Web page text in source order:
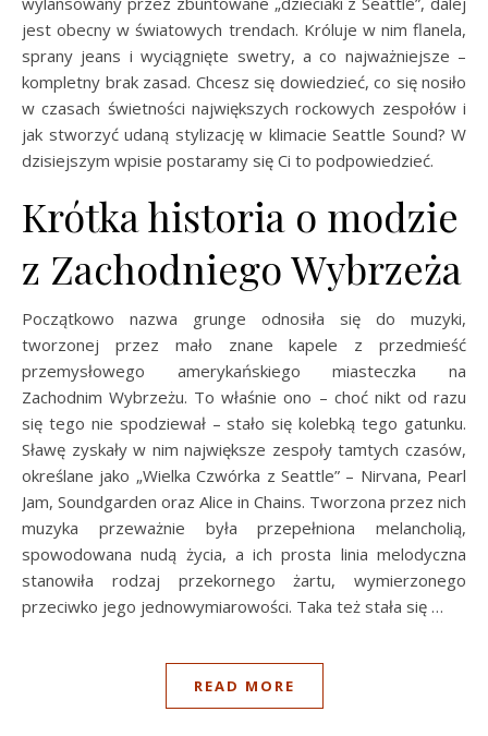
jest obecny w światowych trendach. Króluje w nim flanela,
sprany jeans i wyciągnięte swetry, a co najważniejsze –
kompletny brak zasad. Chcesz się dowiedzieć, co się nosiło
w czasach świetności największych rockowych zespołów i
jak stworzyć udaną stylizację w klimacie Seattle Sound? W
dzisiejszym wpisie postaramy się Ci to podpowiedzieć.
Krótka historia o modzie
z Zachodniego Wybrzeża
Początkowo nazwa grunge odnosiła się do muzyki,
tworzonej przez mało znane kapele z przedmieść
przemysłowego amerykańskiego miasteczka na
Zachodnim Wybrzeżu. To właśnie ono – choć nikt od razu
się tego nie spodziewał – stało się kolebką tego gatunku.
Sławę zyskały w nim największe zespoły tamtych czasów,
określane jako „Wielka Czwórka z Seattle” – Nirvana, Pearl
Jam, Soundgarden oraz Alice in Chains. Tworzona przez nich
muzyka przeważnie była przepełniona melancholią,
spowodowana nudą życia, a ich prosta linia melodyczna
stanowiła rodzaj przekornego żartu, wymierzonego
przeciwko jego jednowymiarowości. Taka też stała się …
READ MORE